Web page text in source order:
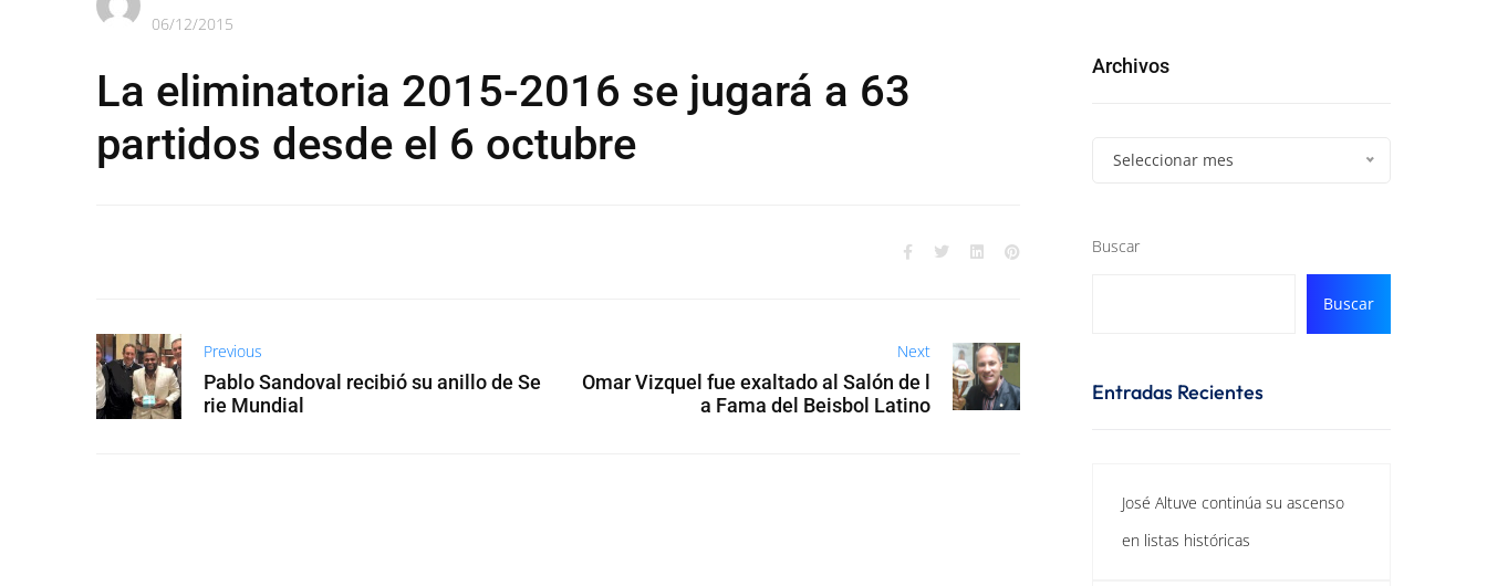
06/12/2015
La eliminatoria 2015-2016 se jugará a 63
partidos desde el 6 octubre
Previous
Pablo Sandoval recibió su anillo de Se
rie Mundial
Next
Omar Vizquel fue exaltado al Salón de l
a Fama del Beisbol Latino
Archivos
Seleccionar mes
Buscar
Buscar
Entradas Recientes
José Altuve continúa su ascenso
en listas históricas